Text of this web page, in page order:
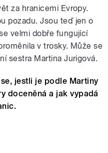
za hranicemi Evropy.
pozadu. Jsou teď jen o
velmi dobře fungující
v trosky. Může se
sestra Martina Jurigová.
jestli je podle Martiny
doceněná a jak vypadá